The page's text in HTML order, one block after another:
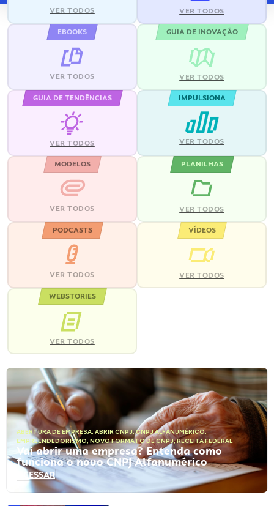
VER TODOS VER TODOS
EBOOKS
VER TODOS
GUIA DE INOVAÇÃO
VER TODOS
GUIA DE TENDÊNCIAS
VER TODOS
IMPULSIONA
VER TODOS
MODELOS
VER TODOS
PLANILHAS
VER TODOS
PODCASTS
VER TODOS
VÍDEOS
VER TODOS
WEBSTORIES
VER TODOS
ABERTURA DE EMPRESA, ABRIR CNPJ,CNPJ ALFANUMÉRICO,
EMPREENDEDORISMO, NOVO FORMATO DE CNPJ,RECEITA FEDERAL
Vai abrir uma empresa? Entenda como
funciona o novo CNPJ Alfanumérico
ACESSAR